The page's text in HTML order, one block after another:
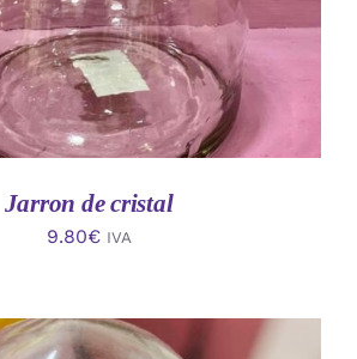
Jarron de cristal
9.80€ IVA